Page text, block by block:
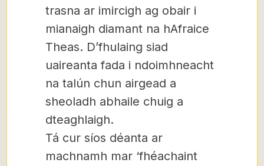
trasna ar imircigh ag obair i
mianaigh diamant na hAfraice
Theas. D’fhulaing siad
uaireanta fada i ndoimhneacht
na talún chun airgead a
sheoladh abhaile chuig a
dteaghlaigh.
Tá cur síos déanta ar
machnamh mar ‘fhéachaint